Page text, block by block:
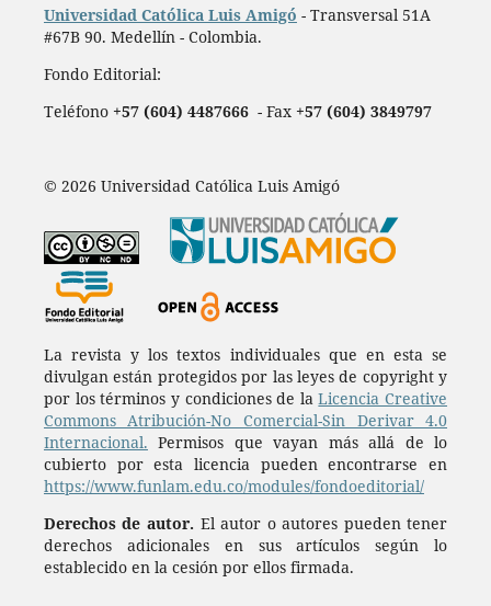
Universidad Católica Luis Amigó - Transversal 51A
#67B 90. Medellín - Colombia.
Fondo Editorial:
Teléfono +57 (604) 4487666- Fax +57 (604) 3849797
© 2026 Universidad Católica Luis Amigó
La revista y los textos individuales que en esta se
divulgan están protegidos por las leyes de copyright y
por los términos y condiciones de laLicencia Creative
Commons Atribución-No Comercial-Sin Derivar 4.0
Internacional. Permisos que vayan más allá de lo
cubierto por esta licencia pueden encontrarse en
https://www.funlam.edu.co/modules/fondoeditorial/
Derechos de autor. El autor o autores pueden tener
derechos adicionales en sus artículos según lo
establecido en la cesión por ellos firmada.